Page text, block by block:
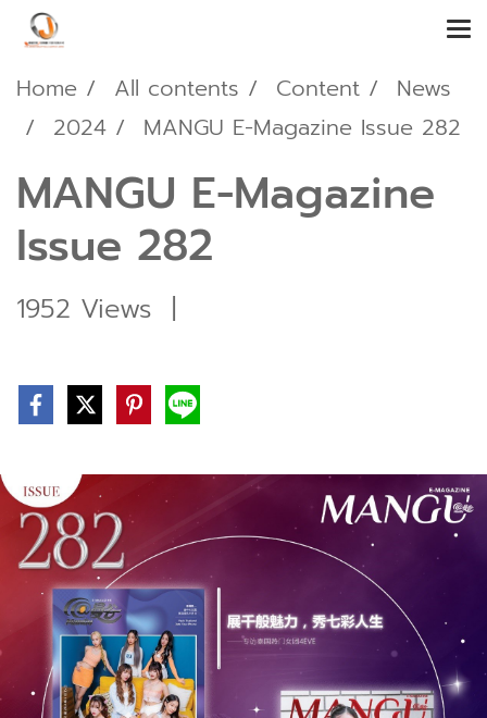
Home All contents Content
News
2024
MANGU E-Magazine Issue 282
MANGU E-Magazine
Issue 282
1952 Views |